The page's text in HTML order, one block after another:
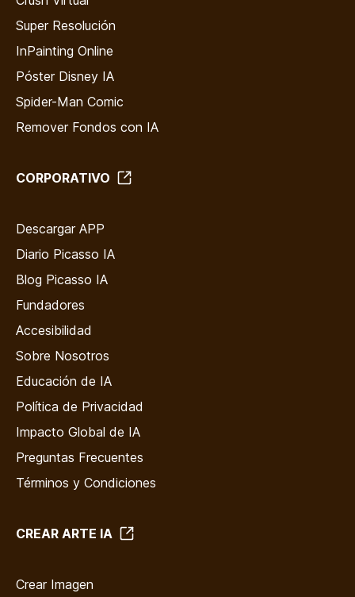
Super Resolución
InPainting Online
Póster Disney IA
Spider-Man Comic
Remover Fondos con IA
CORPORATIVO
Descargar APP
Diario Picasso IA
Blog Picasso IA
Fundadores
Accesibilidad
Sobre Nosotros
Educación de IA
Política de Privacidad
Impacto Global de IA
Preguntas Frecuentes
Términos y Condiciones
CREAR ARTE IA
Crear Imagen